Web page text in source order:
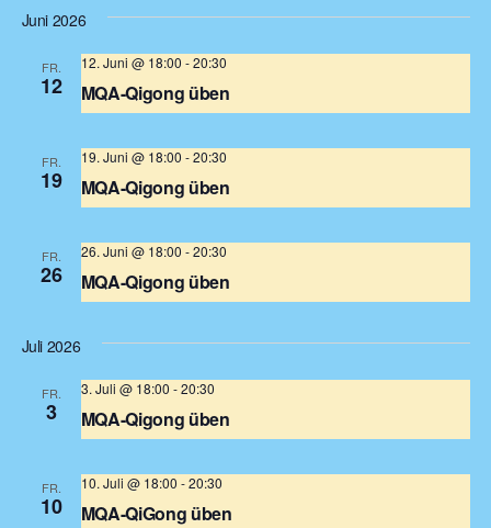
Juni 2026
FR.
12 MQA-Qigong üben
12. Juni @ 18:00 -20:30
FR.
19 MQA-Qigong üben
19. Juni @ 18:00 -20:30
FR.
26 MQA-Qigong üben
26. Juni @ 18:00 -20:30
Juli 2026
FR.
3 MQA-Qigong üben
3. Juli @ 18:00 -20:30
FR.
10 MQA-QiGong üben
10. Juli @ 18:00 -20:30